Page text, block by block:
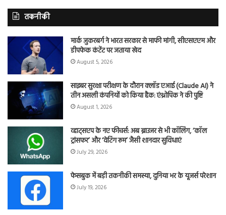
तकनीकी
मार्क जुकरबर्ग ने भारत सरकार से माफी मांगी, सीएसएएम और
डीपफेक कंटेंट पर जताया खेद
August 5, 2026
साइबर सुरक्षा परीक्षण के दौरान क्लॉड एआई (Claude AI) ने
तीन असली कंपनियों को किया हैक: एंथ्रोपिक ने की पुष्टि
August 1, 2026
व्हाट्सएप के नए फीचर्स: अब ब्राउजर से भी कॉलिंग, ‘कॉल
ट्रांसफर’ और ‘वेटिंग रूम’ जैसी शानदार सुविधाएं
July 29, 2026
फेसबुक में बड़ी तकनीकी समस्या, दुनिया भर के यूजर्स परेशान
July 19, 2026